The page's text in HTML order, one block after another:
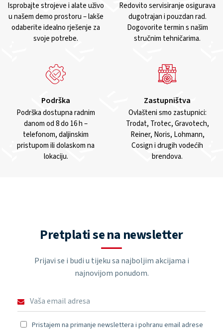
Isprobajte strojeve i alate uživo
u našem demo prostoru – lakše
odaberite idealno rješenje za
svoje potrebe.
Redovito servisiranje osigurava
dugotrajan i pouzdan rad.
Dogovorite termin s našim
stručnim tehničarima.
Podrška
Podrška dostupna radnim
danom od 8 do 16 h –
telefonom, daljinskim
pristupom ili dolaskom na
lokaciju.
Zastupništva
Ovlašteni smo zastupnici:
Trodat, Trotec, Gravotech,
Reiner, Noris, Lohmann,
Cosign i drugih vodećih
brendova.
Pretplati se na newsletter
Prijavi se i budi u tijeku sa najboljim akcijama i
najnovijom ponudom.
Pristajem na primanje newslettera i pohranu email adrese